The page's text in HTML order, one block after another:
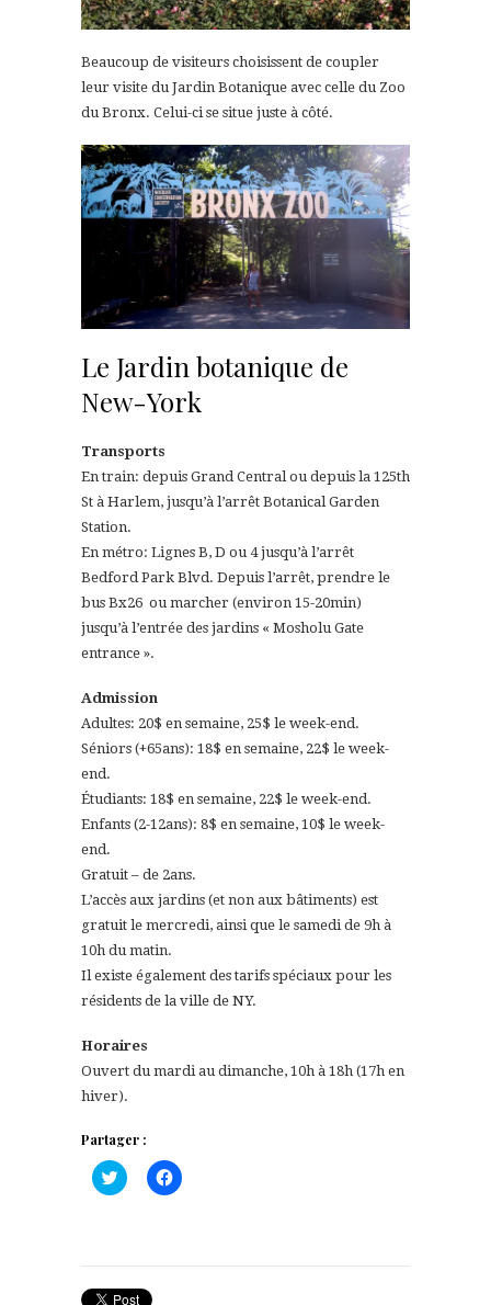
Beaucoup de visiteurs choisissent de coupler
leur visite du Jardin Botanique avec celle du Zoo
du Bronx. Celui-ci se situe juste à côté.
Le Jardin botanique de
New-York
Transports
En train: depuis Grand Central ou depuis la 125th
St à Harlem, jusqu’à l’arrêt Botanical Garden
Station.
En métro: Lignes B, D ou 4 jusqu’à l’arrêt
Bedford Park Blvd. Depuis l’arrêt, prendre le
bus Bx26 ou marcher (environ 15-20min)
jusqu’à l’entrée des jardins « Mosholu Gate
entrance ».
Admission
Adultes: 20$ en semaine, 25$ le week-end.
Séniors (+65ans): 18$ en semaine, 22$ le week-
end.
Étudiants: 18$ en semaine, 22$ le week-end.
Enfants (2-12ans): 8$ en semaine, 10$ le week-
end.
Gratuit – de 2ans.
L’accès aux jardins (et non aux bâtiments) est
gratuit le mercredi, ainsi que le samedi de 9h à
10h du matin.
Il existe également des tarifs spéciaux pour les
résidents de la ville de NY.
Horaires
Ouvert du mardi au dimanche, 10h à 18h (17h en
hiver).
Partager :
Cliquez
pour
fenêtre)
Cliquez
pour